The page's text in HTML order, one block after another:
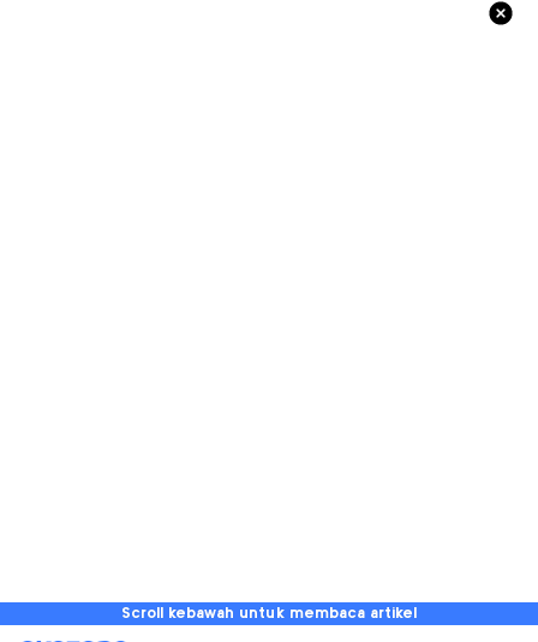
Scroll kebawah untuk membaca artikel